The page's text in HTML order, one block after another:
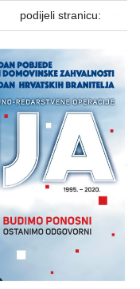
podijeli stranicu: